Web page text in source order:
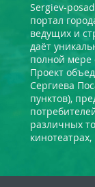
Sergiev-
портал
ведущих и
даёт
полной мере
Проект
Сергиева
пунктов),
различных